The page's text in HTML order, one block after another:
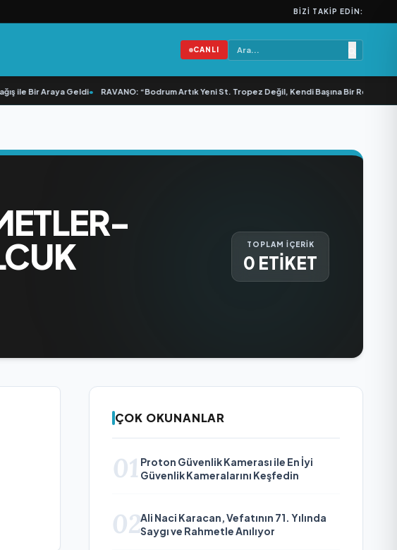
BIZI TAKIP EDIN:
CANLI
ile Bir Araya Geldi• RAVANO: “Bodrum Artık Yeni St. Tropez Değil, Kendi Başına Bir Referans”
TOPLAM İÇERİK
0 ETİKET
ÇOK OKUNANLAR
01 Proton Güvenlik Kamerası ile En İyi
Güvenlik Kameralarını Keşfedin
02Ali Naci Karacan, Vefatının 71. Yılında
Saygı ve Rahmetle Anılıyor